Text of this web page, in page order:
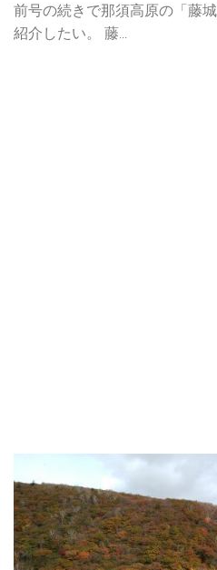
前号の続きで那須高原の「藤
紹介したい。 藤...